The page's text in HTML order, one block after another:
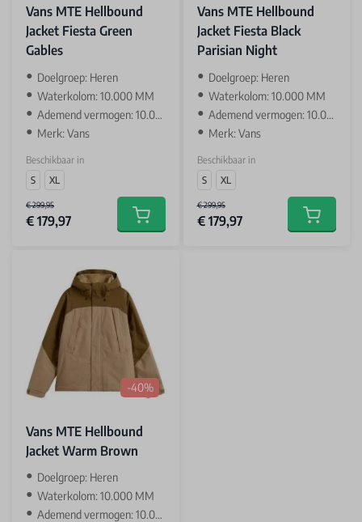
Vans MTE Hellbound
Jacket Fiesta Green
Gables
Doelgroep: Heren
Waterkolom: 10.000 MM
Ademend vermogen: 10.000 GR
Merk: Vans
Beschikbaar in
S
XL
€ 299,95
€ 179,97 Add to cart
Vans MTE Hellbound
Jacket Fiesta Black
Parisian Night
Doelgroep: Heren
Waterkolom: 10.000 MM
Ademend vermogen: 10.000 GR
Merk: Vans
Beschikbaar in
S
XL
€ 299,95
€ 179,97 Add to
-40%
Vans MTE Hellbound
Jacket Warm Brown
Doelgroep: Heren
Waterkolom: 10.000 MM
Ademend vermogen: 10.000 GR